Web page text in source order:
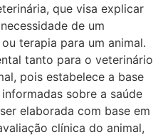
que visa explicar
de um
terapia para um animal.
tanto para o veterinário
pois estabelece a base
sobre a saúde
elaborada com base em
clínica do animal,